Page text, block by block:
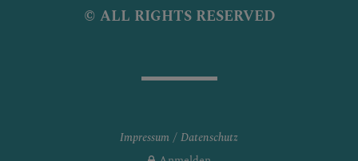
© ALL RIGHTS RESERVED
Impressum
Datenschutz